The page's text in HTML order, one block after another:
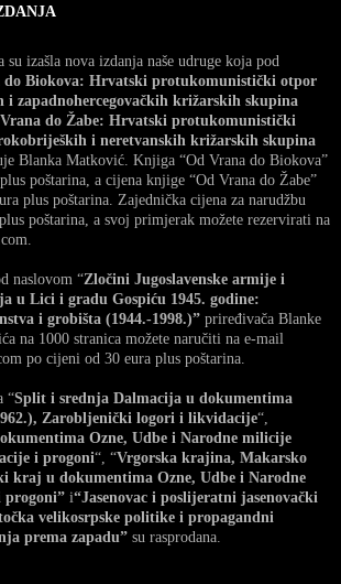
izašla nova izdanja naše udruge koja pod
do Biokova: Hrvatski protukomunistički otpor
i zapadnohercegovačkih križarskih skupina
do Žabe: Hrvatski protukomunistički
i neretvanskih križarskih skupina
Blanka Matković. Knjiga “Od Vrana do Biokova”
poštarina, a cijena knjige “Od Vrana do Žabe”
plus poštarina. Zajednička cijena za narudžbu
poštarina, a svoj primjerak možete rezervirati na
naslovom “Zločini Jugoslavenske armije i
u Lici i gradu Gospiću 1945. godine:
i grobišta (1944.-1998.)” priređivača Blanke
na 1000 stranica možete naručiti na e-mail
po cijeni od 30 eura plus poštarina.
“Split i srednja Dalmacija u dokumentima
Zarobljenički logori i likvidacije“,
Ozne, Udbe i Narodne milicije
i progoni“, “Vrgorska krajina, Makarsko
kraj u dokumentima Ozne, Udbe i Narodne
i“Jasenovac i poslijeratni jasenovački
velikosrpske politike i propagandni
prema zapadu” su rasprodana.